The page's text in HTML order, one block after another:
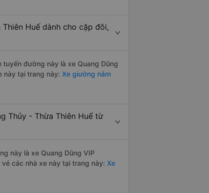
Huế dành cho cặp đôi,
đường này là xe Quang Dũng
này tại trang này: Xe giường nằm
Thủy - Thừa Thiên Huế từ
này là xe Quang Dũng VIP
các nhà xe này tại trang này: Xe